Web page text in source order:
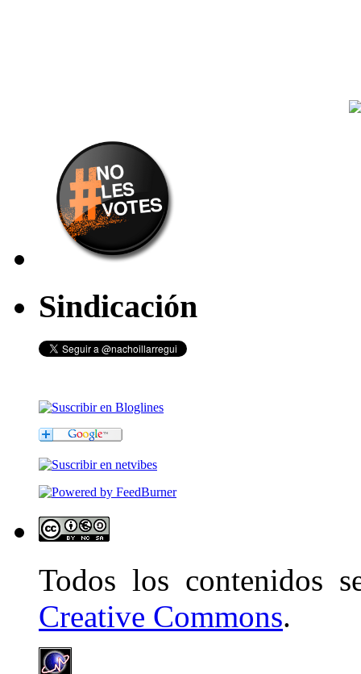
Sindicación
Todos los contenidos
Creative Commons.